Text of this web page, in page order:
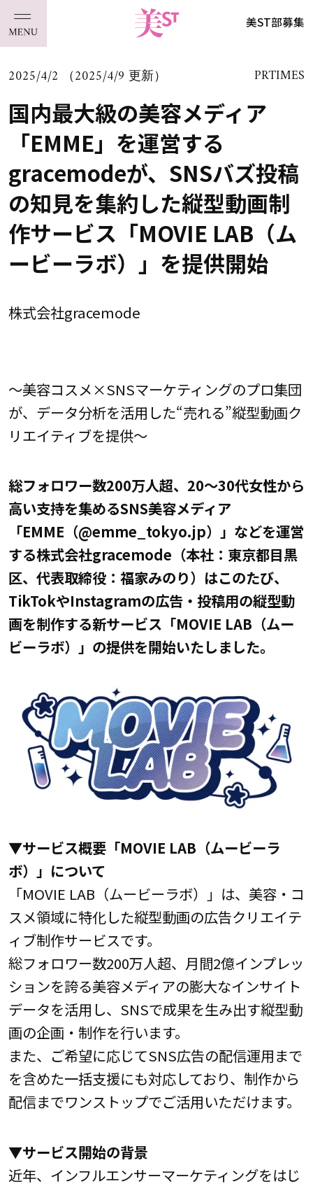
美ST部募集
2025/4/2 （2025/4/9 更新） PRTIMES
国内最大級の美容メディア
「EMME」を運営する
gracemodeが、SNSバズ投稿
の知見を集約した縦型動画制
作サービス「MOVIE LAB（ム
ービーラボ）」を提供開始
株式会社gracemode
～美容コスメ×SNSマーケティングのプロ集団
が、データ分析を活用した“売れる”縦型動画ク
リエイティブを提供～
総フォロワー数200万人超、20～30代女性から
高い支持を集めるSNS美容メディア
「EMME（@emme_tokyo.jp）」などを運営
する株式会社gracemode（本社：東京都目黒
区、代表取締役：福家みのり）はこのたび、
TikTokやInstagramの広告・投稿用の縦型動
画を制作する新サービス「MOVIE LAB（ムー
ビーラボ）」の提供を開始いたしました。
▼サービス概要「MOVIE LAB（ムービーラ
ボ）」について
「MOVIE LAB（ムービーラボ）」は、美容・コ
スメ領域に特化した縦型動画の広告クリエイテ
ィブ制作サービスです。
総フォロワー数200万人超、月間2億インプレッ
ションを誇る美容メディアの膨大なインサイト
データを活用し、SNSで成果を生み出す縦型動
画の企画・制作を行います。
また、ご希望に応じてSNS広告の配信運用まで
を含めた一括支援にも対応しており、制作から
配信までワンストップでご活用いただけます。
▼サービス開始の背景
近年、インフルエンサーマーケティングをはじ